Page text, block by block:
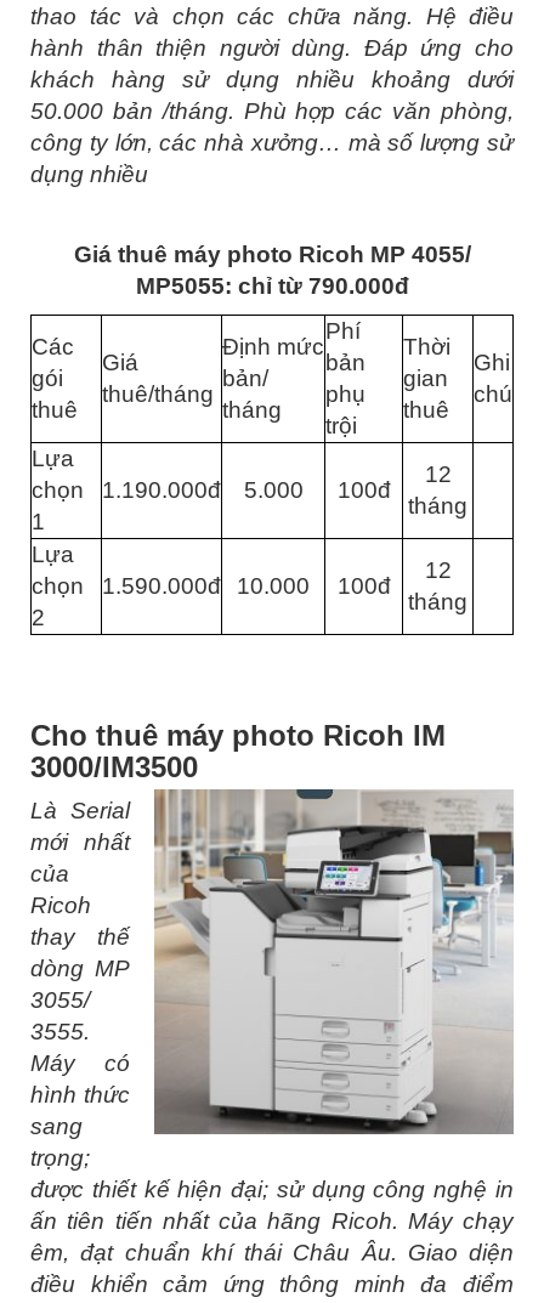
thao tác và chọn các chữa năng. Hệ điều
hành thân thiện người dùng. Đáp ứng cho
khách hàng sử dụng nhiều khoảng dưới
50.000 bản /tháng. Phù hợp các văn phòng,
công ty lớn, các nhà xưởng… mà số lượng sử
dụng nhiều
Giá thuê máy photo Ricoh MP 4055/
MP5055: chỉ từ 790.000đ
Các
gói
thuê
Giá
thuê/tháng
Định mức
bản/
tháng
Phí
bản
phụ
trội
Thời
gian
thuê
Ghi
chú
Lựa
chọn
1
1.190.000đ 5.000 100đ
12
tháng
Lựa
chọn
2
1.590.000đ 10.000 100đ
12
tháng
Cho thuê máy photo Ricoh IM
3000/IM3500
Là Serial
mới nhất
của
Ricoh
thay thế
dòng MP
3055/
3555.
Máy có
hình thức
sang
trọng;
được thiết kế hiện đại; sử dụng công nghệ in
ấn tiên tiến nhất của hãng Ricoh. Máy chạy
êm, đạt chuẩn khí thái Châu Âu. Giao diện
điều khiển cảm ứng thông minh đa điểm